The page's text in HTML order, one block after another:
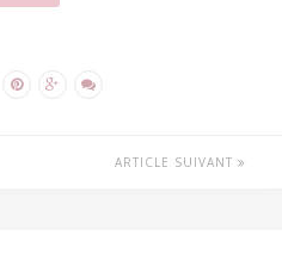
ARTICLE SUIVANT